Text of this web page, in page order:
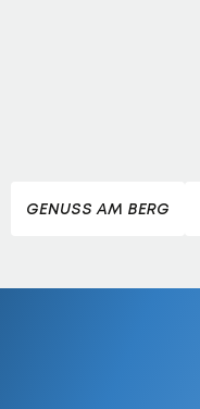
GENUSS AM BERG